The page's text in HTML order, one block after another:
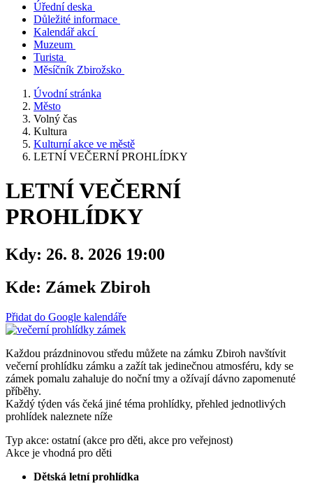
Úřední deska
Důležité informace
Kalendář akcí
Muzeum
Turista
Měsíčník Zbirožsko
Úvodní stránka
Město
Volný čas
Kultura
Kulturní akce ve městě
LETNÍ VEČERNÍ PROHLÍDKY
LETNÍ VEČERNÍ
PROHLÍDKY
Kdy: 26. 8. 2026 19:00
Kde: Zámek Zbiroh
Přidat do Google kalendáře
Každou prázdninovou středu můžete na zámku Zbiroh navštívit
večerní prohlídku zámku a zažít tak jedinečnou atmosféru, kdy se
zámek pomalu zahaluje do noční tmy a ožívají dávno zapomenuté
příběhy.
Každý týden vás čeká jiné téma prohlídky, přehled jednotlivých
prohlídek naleznete níže
Typ akce: ostatní (akce pro děti, akce pro veřejnost)
Akce je vhodná pro děti
Dětská letní prohlídka